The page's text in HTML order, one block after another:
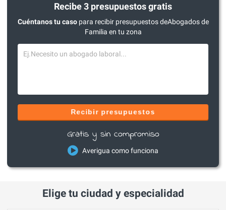
Recibe 3 presupuestos gratis
Cuéntanos tu casopara recibir presupuestos deAbogados de
Familia en tu zona
Recibir presupuestos
Gratis y sin compromiso
Averigua como funciona
Elige tu ciudad y especialidad